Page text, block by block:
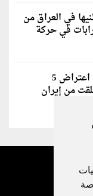
في العراق من
في حركة
الجيش الأردني يعلن اعتراض 5
من إيران